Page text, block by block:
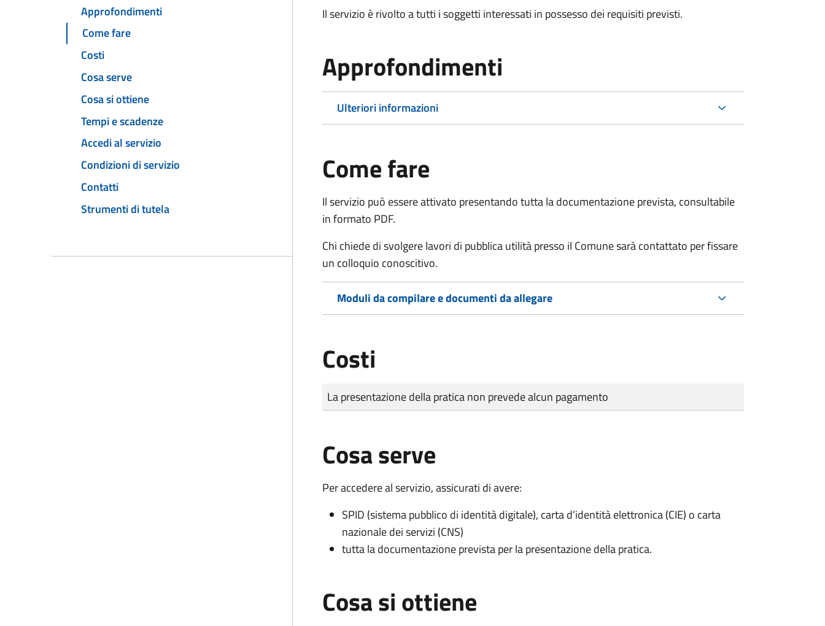
Approfondimenti
Come fare
Costi
Cosa serve
Cosa si ottiene
Tempi e scadenze
Accedi al servizio
Condizioni di servizio
Contatti
Strumenti di tutela
Il servizio è rivolto a tutti i soggetti interessati in possesso dei requisiti previsti.
Approfondimenti
Ulteriori informazioni
Come fare
Il servizio può essere attivato presentando tutta la documentazione prevista, consultabile
in formato PDF.
Chi chiede di svolgere lavori di pubblica utilità presso il Comune sarà contattato per fissare
un colloquio conoscitivo.
Moduli da compilare e documenti da allegare
Costi
Tipo di pagamento
Importo
La presentazione della pratica non prevede alcun pagamento
Cosa serve
Per accedere al servizio, assicurati di avere:
SPID (sistema pubblico di identità digitale), carta d’identità elettronica (CIE) o carta
nazionale dei servizi (CNS)
tutta la documentazione prevista per la presentazione della pratica.
Cosa si ottiene